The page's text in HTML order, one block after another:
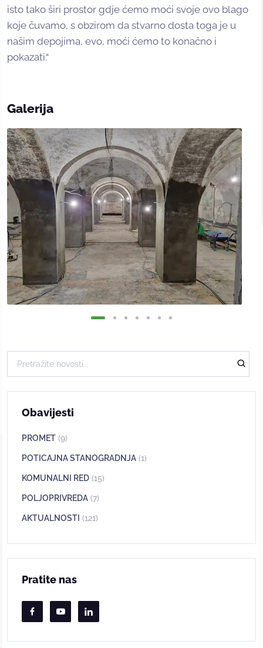
isto tako širi prostor gdje ćemo moći svoje ovo blago
koje čuvamo, s obzirom da stvarno dosta toga je u
našim depojima, evo, moći ćemo to konačno i
pokazati.“
Galerija
Obavijesti
PROMET (9)
POTICAJNA STANOGRADNJA (1)
KOMUNALNI RED (15)
POLJOPRIVREDA (7)
AKTUALNOSTI (121)
Pratite nas